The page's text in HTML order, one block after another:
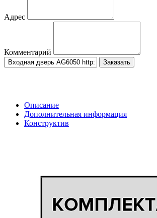
Адрес
Комментарий
Заказать
Описание
Дополнительная информация
Конструктив